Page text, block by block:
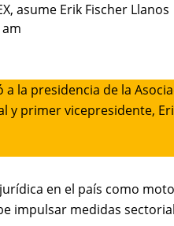
asume Erik Fischer Llanos
am
a la presidencia de la
primer vicepresidente,
en el país como
impulsar medidas